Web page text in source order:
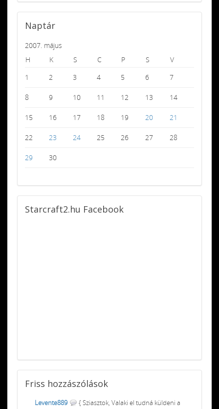
Naptár
2007. május
H
K S C P S
V
1
2 3 4 5 6 7
8 9 10 11 12 13 14
15 16 17 18 19 20 21
22 23 24 25 26 27 28
29 30
Starcraft2.hu Facebook
Friss hozzászólások
Levente889 { Sziasztok, Valaki el tudná küldeni a